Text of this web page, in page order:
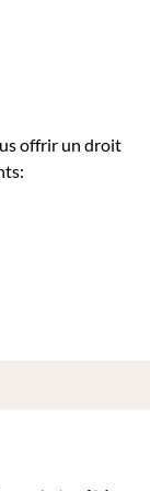
offrir un droit